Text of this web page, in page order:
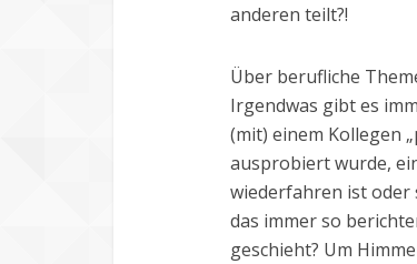
anderen teilt?!
Über berufliche
Irgendwas gibt es
(mit) einem Kollegen
ausprobiert wurde,
wiederfahren ist oder
das immer so
geschieht? Um